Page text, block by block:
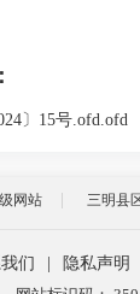
〕15号.ofd.ofd
网站 三明县
们 隐私声明